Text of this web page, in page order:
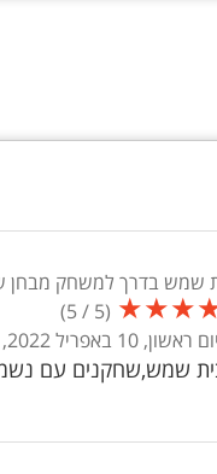
שמש בדרך למשחק מבחן
★
★
★
(
5
/
5
)
באפריל 2022, 15:43
שמש,שחקנים עם